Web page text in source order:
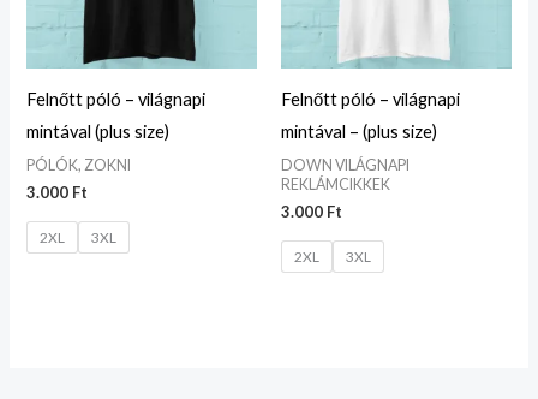
Felnőtt póló – világnapi
mintával (plus size)
PÓLÓK, ZOKNI
3.000 Ft
2XL 3XL
Felnőtt póló – világnapi
mintával – (plus size)
DOWN VILÁGNAPI
REKLÁMCIKKEK
3.000 Ft
2XL 3XL